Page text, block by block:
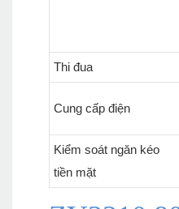
Thi đua
Cung cấp điện
Kiểm soát ngăn kéo
tiền mặt